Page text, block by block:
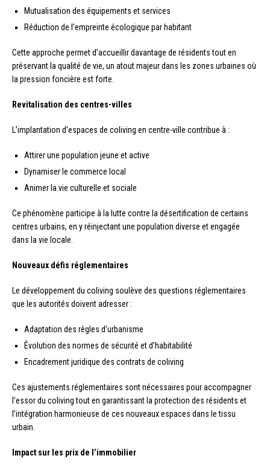
Mutualisation des équipements et services
Réduction de l’empreinte écologique par habitant
Cette approche permet d’accueillir davantage de résidents tout en
préservant la qualité de vie, un atout majeur dans les zones urbaines où
la pression foncière est forte.
Revitalisation des centres-villes
L’implantation d’espaces de coliving en centre-ville contribue à :
Attirer une population jeune et active
Dynamiser le commerce local
Animer la vie culturelle et sociale
Ce phénomène participe à la lutte contre la désertification de certains
centres urbains, en y réinjectant une population diverse et engagée
dans la vie locale.
Nouveaux défis réglementaires
Le développement du coliving soulève des questions réglementaires
que les autorités doivent adresser :
Adaptation des règles d’urbanisme
Évolution des normes de sécurité et d’habitabilité
Encadrement juridique des contrats de coliving
Ces ajustements réglementaires sont nécessaires pour accompagner
l’essor du coliving tout en garantissant la protection des résidents et
l’intégration harmonieuse de ces nouveaux espaces dans le tissu
urbain.
Impact sur les prix de l’immobilier